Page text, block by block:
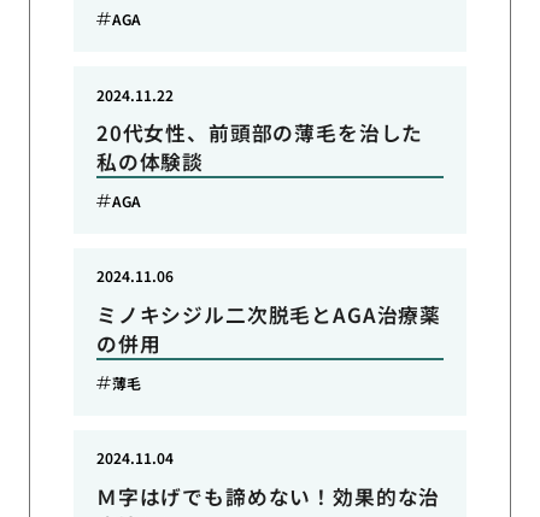
AGA
20代女性、前頭部の薄毛を治した
私の体験談
2024.11.22
AGA
ミノキシジル二次脱毛とAGA治療薬
の併用
2024.11.06
薄毛
Ｍ字はげでも諦めない！効果的な治
2024.11.04